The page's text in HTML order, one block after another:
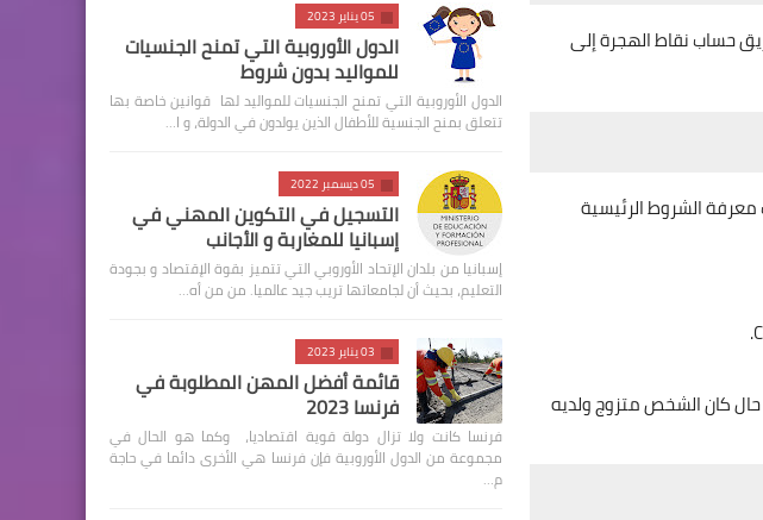
حساب نقاط الهجرة إلى
الشروط الرئيسية
كندي ويختلف المبلغ في حال كان الشخص متزوج ولديه
05 يناير 2023
الدول الأوروبية التي تمنح الجنسيات
للمواليد بدون شروط
الدول الأوروبية التي تمنح الجنسيات للمواليد لها قوانين خاصة بها
تتعلق بمنح الجنسية للأطفال الذين يولدون في الدولة، و ا…
05 ديسمبر 2022
التسجيل في التكوين المهني في
إسبانيا للمغاربة و الأجانب
إسبانيا من بلدان الإتحاد الأوروبي التي تتميز بقوة الإقتصاد و بجودة
التعليم، بحيث أن لجامعاتها تريب جيد عالميا. من من أه…
03 يناير 2023
قائمة أفضل المهن المطلوبة في
فرنسا 2023
فرنسا كانت ولا تزال دولة قوية اقتصاديا، وكما هو الحال في
مجموعة من الدول الأوروبية فإن فرنسا هي الأخرى دائما في حاجة
م…